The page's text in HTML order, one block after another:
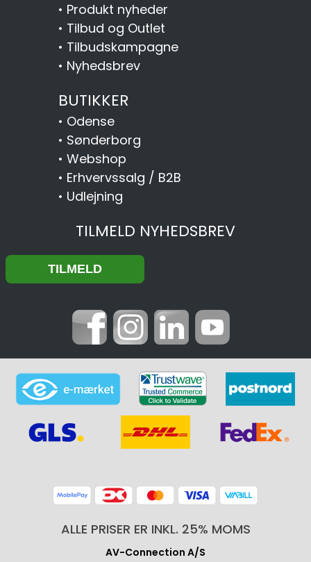
• Produkt nyheder
• Tilbud og Outlet
• Tilbudskampagne
• Nyhedsbrev
BUTIKKER
• Odense
• Sønderborg
• Webshop
• Erhvervssalg / B2B
• Udlejning
TILMELD NYHEDSBREV
ALLE PRISER ER INKL. 25% MOMS
AV-Connection A/S